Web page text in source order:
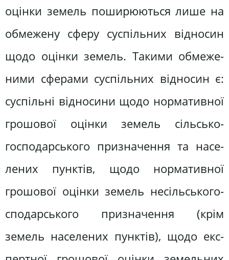
оцінки земель поширюються лише на
обмежену сферу суспільних відносин
щодо оцінки земель. Такими обмеже­
ними сферами суспільних відносин є:
суспільні відносини щодо норматив­ної
грошової оцінки земель сільсько­
господарського призначення та насе­
лених пунктів, щодо нормативної
грошової оцінки земель несільського­
сподарського призначення (крім
земель населених пунктів), щодо екс­